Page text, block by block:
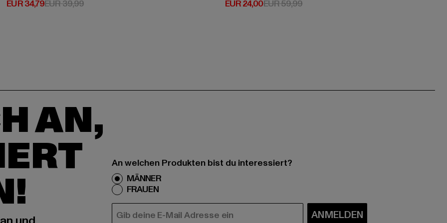
EUR 34,79
Derzeitiger Preis: EUR 34,79
EUR 39,99Aktionspreis: EUR 39,99
EUR 24,00
Derzeitiger Preis: EUR 24,00
EUR 59,99Aktionspreis: EUR 59,99
AN,
An welchen Produkten bist du interessiert?
MÄNNER
FRAUEN
E-MAIL ANMELDEN